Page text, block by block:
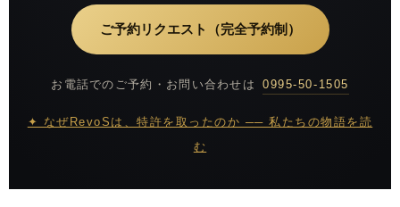
ご予約リクエスト（完全予約制）
お電話でのご予約・お問い合わせは 0995-50-1505
✦ なぜRevoSは、特許を取ったのか ── 私たちの物語を読
む